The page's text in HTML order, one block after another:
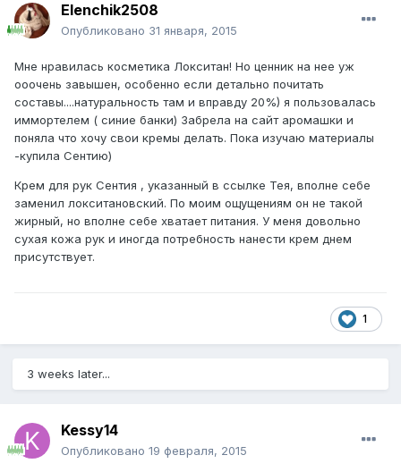
Elenchik2508
Опубликовано 31 января, 2015
Мне нравилась косметика Локситан! Но ценник на нее уж
ооочень завышен, особенно если детально почитать
составы....натуральность там и вправду 20%) я пользовалась
иммортелем ( синие банки) Забрела на сайт аромашки и
поняла что хочу свои кремы делать. Пока изучаю материалы
-купила Сентию)
Крем для рук Сентия , указанный в ссылке Тея, вполне себе
заменил локситановский. По моим ощущениям он не такой
жирный, но вполне себе хватает питания. У меня довольно
сухая кожа рук и иногда потребность нанести крем днем
присутствует.
1
3 weeks later...
Kessy14
Опубликовано 19 февраля, 2015